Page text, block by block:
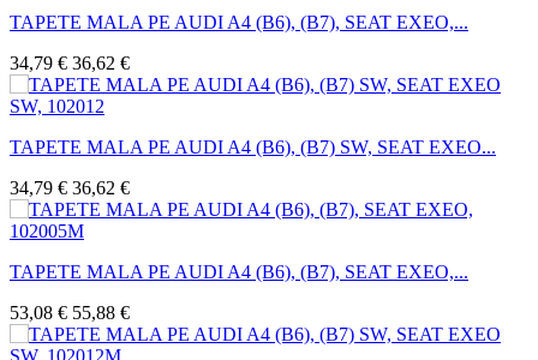
TAPETE MALA PE AUDI A4 (B6), (B7), SEAT EXEO,...
34,79 € 36,62 €
TAPETE MALA PE AUDI A4 (B6), (B7) SW, SEAT EXEO...
34,79 € 36,62 €
TAPETE MALA PE AUDI A4 (B6), (B7), SEAT EXEO,...
53,08 € 55,88 €